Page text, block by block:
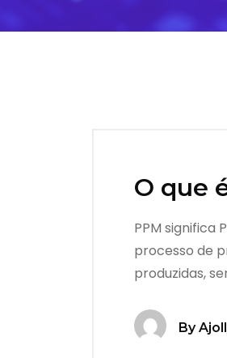
O que
PPM significa
processo de
produzidas,
By